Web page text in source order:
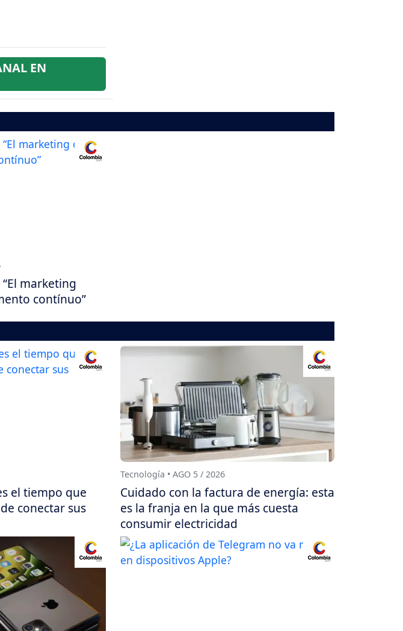
EN
marketing
contínuo”
el tiempo que
conectar sus
Tecnología • AGO 5 / 2026
Cuidado con la factura de energía: esta
es la franja en la que más cuesta
consumir electricidad